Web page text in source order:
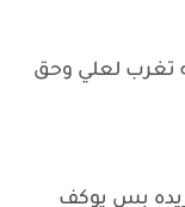
تغرب لعلي وحق
بس يوكف